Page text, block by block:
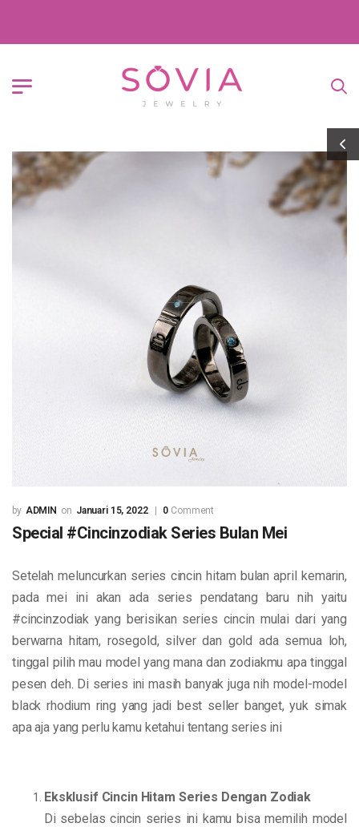
ADMIN Januari 15, 2022 0 Comment
Special #Cincinzodiak Series Bulan Mei
Setelah meluncurkan series cincin hitam bulan april kemarin,
pada mei ini akan ada series pendatang baru nih yaitu
#cincinzodiak yang berisikan series cincin mulai dari yang
berwarna hitam, rosegold, silver dan gold ada semua loh,
tinggal pilih mau model yang mana dan zodiakmu apa tinggal
pesen deh. Di series ini masih banyak juga nih model-model
black rhodium ring yang jadi best seller banget, yuk simak
apa aja yang perlu kamu ketahui tentang series ini
Eksklusif Cincin Hitam Series Dengan Zodiak
Di sebelas cincin series ini kamu bisa memilih model